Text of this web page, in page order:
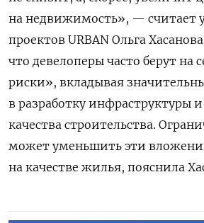
на недвижимость», — считает
проектов URBAN Ольга
что девелоперы часто берут на
риски», вкладывая
в разработку инфраструктуры
качества строительства.
может уменьшить эти
на качестве жилья, пояснила